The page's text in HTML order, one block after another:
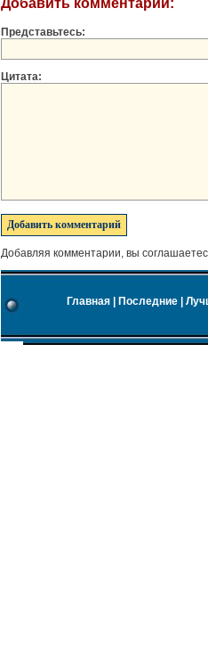
Добавить комментарий:
Представьтесь:
Цитата:
Добавляя комментарии, вы
Главная Последние